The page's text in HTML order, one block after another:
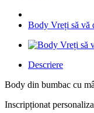
Body Vreți să vă
Descriere
Body din bumbac cu
Inscripționat